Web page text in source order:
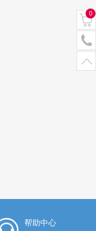
帮助中心
0